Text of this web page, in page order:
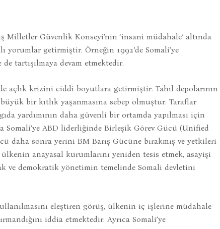
Milletler Güvenlik Konseyi’nin ‘insani müdahale’ altında
getirmiştir. Örneğin 1992’de Somali’ye
tartışılmaya devam etmektedir.
açlık krizini ciddi boyutlara getirmiştir. Tahıl depolarının
bir kıtlık yaşanmasına sebep olmuştur. Taraflar
yardımının daha güvenli bir ortamda yapılması için
ABD liderliğinde Birleşik Görev Gücü (Unified
daha sonra yerini BM Barış Gücüne bırakmış ve yetkileri
anayasal kurumlarını yeniden tesis etmek, asayişi
ve demokratik yönetimin temelinde Somali devletini
eleştiren görüş, ülkenin iç işlerine müdahale
iddia etmektedir. Ayrıca Somali’ye